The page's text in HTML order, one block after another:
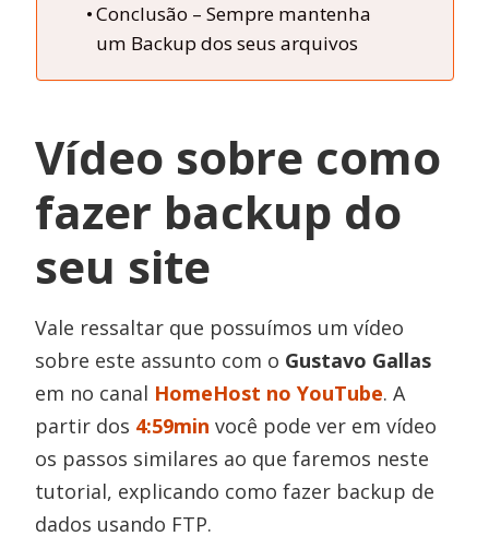
Conclusão – Sempre mantenha
um Backup dos seus arquivos
Vídeo sobre como
fazer backup do
seu site
Vale ressaltar que possuímos um vídeo
sobre este assunto com o Gustavo Gallas
em no canal HomeHost no YouTube. A
partir dos 4:59min você pode ver em vídeo
os passos similares ao que faremos neste
tutorial, explicando como fazer backup de
dados usando FTP.